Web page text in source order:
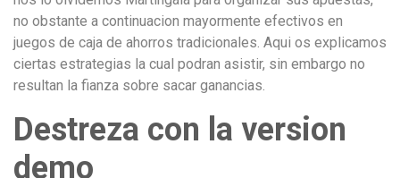
no obstante a continuacion mayormente efectivos en
juegos de caja de ahorros tradicionales. Aqui os explicamos
ciertas estrategias la cual podran asistir, sin embargo no
resultan la fianza sobre sacar ganancias.
Destreza con la version
demo